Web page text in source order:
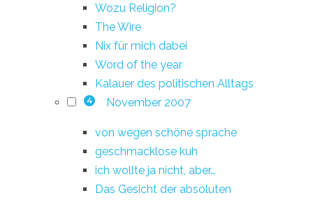
Wozu Religion?
The Wire
Nix für mich dabei
Word of the year
Kalauer des politischen Alltags
4 November 2007
von wegen schöne sprache
geschmacklose kuh
ich wollte ja nicht, aber…
Das Gesicht der absoluten